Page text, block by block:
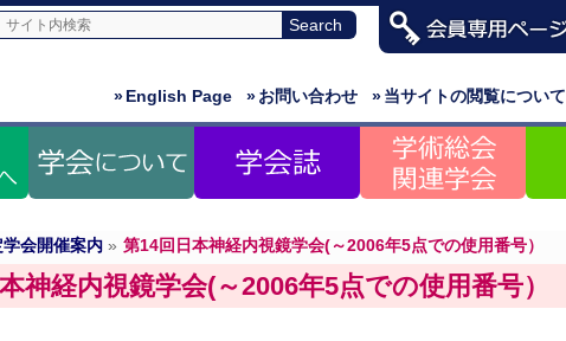
»当サイトの閲覧について
»お問い合わせ
»English Page
学会開催案内 » 第14回日本神経内視鏡学会(～2006年5点での使用番号）
神経内視鏡学会(～2006年5点での使用番号）